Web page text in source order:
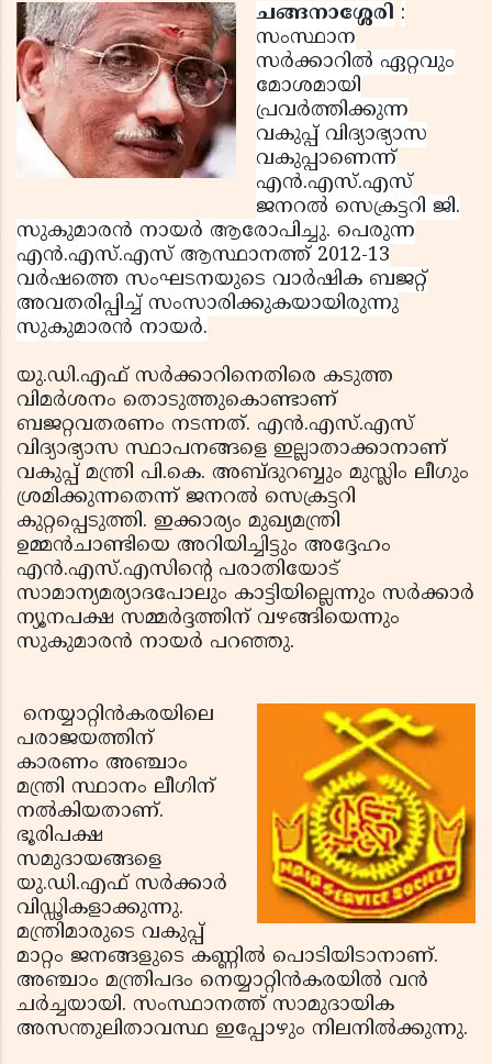
ചങ്ങനാശ്ശേരി :
സംസ്ഥാന
സര്‍ക്കാറില്‍ ഏറ്റവും
മോശമായി
പ്രവര്‍ത്തിക്കുന്ന
വകുപ്പ് വിദ്യാഭ്യാസ
വകുപ്പാണെന്ന്
എന്‍.എസ്.എസ്
ജനറല്‍ സെക്രട്ടറി ജി.
സുകുമാരന്‍ നായര്‍ ആരോപിച്ചു. പെരുന്ന
എന്‍.എസ്.എസ് ആസ്ഥാനത്ത് 2012-13
വര്‍ഷത്തെ സംഘടനയുടെ വാര്‍ഷിക ബജറ്റ്
അവതരിപ്പിച്ച് സംസാരിക്കുകയായിരുന്നു
സുകുമാരന്‍ നായര്‍.
യു.ഡി.എഫ് സര്‍ക്കാറിനെതിരെ കടുത്ത
വിമര്‍ശനം തൊടുത്തുകൊണ്ടാണ്
ബജറ്റവതരണം നടന്നത്. എന്‍.എസ്.എസ്
വിദ്യാഭ്യാസ സ്ഥാപനങ്ങളെ ഇല്ലാതാക്കാനാണ്
വകുപ്പ് മന്ത്രി പി.കെ. അബ്ദുറബ്ബും മുസ്ലിം ലീഗും
ശ്രമിക്കുന്നതെന്ന് ജനറല്‍ സെക്രട്ടറി
കുറ്റപ്പെടുത്തി. ഇക്കാര്യം മുഖ്യമന്ത്രി
ഉമ്മന്‍ചാണ്ടിയെ അറിയിച്ചിട്ടും അദ്ദേഹം
എന്‍.എസ്.എസിന്റെ പരാതിയോട്
സാമാന്യമര്യാദപോലും കാട്ടിയില്ലെന്നും സര്‍ക്കാര്‍
ന്യൂനപക്ഷ സമ്മര്‍ദ്ദത്തിന് വഴങ്ങിയെന്നും
സുകുമാരന്‍ നായര്‍ പറഞ്ഞു.
നെയ്യാറ്റിന്‍കരയിലെ
പരാജയത്തിന്
കാരണം അഞ്ചാം
മന്ത്രി സ്ഥാനം ലീഗിന്
നല്‍കിയതാണ്.
ഭൂരിപക്ഷ
സമുദായങ്ങളെ
യു.ഡി.എഫ് സര്‍ക്കാര്‍
വിഡ്ഢികളാക്കുന്നു.
മന്ത്രിമാരുടെ വകുപ്പ്
മാറ്റം ജനങ്ങളുടെ കണ്ണില്‍ പൊടിയിടാനാണ്.
അഞ്ചാം മന്ത്രിപദം നെയ്യാറ്റിന്‍കരയില്‍ വന്‍
ചര്‍ച്ചയായി. സംസ്ഥാനത്ത് സാമുദായിക
അസന്തുലിതാവസ്ഥ ഇപ്പോഴും നിലനില്‍ക്കുന്നു.